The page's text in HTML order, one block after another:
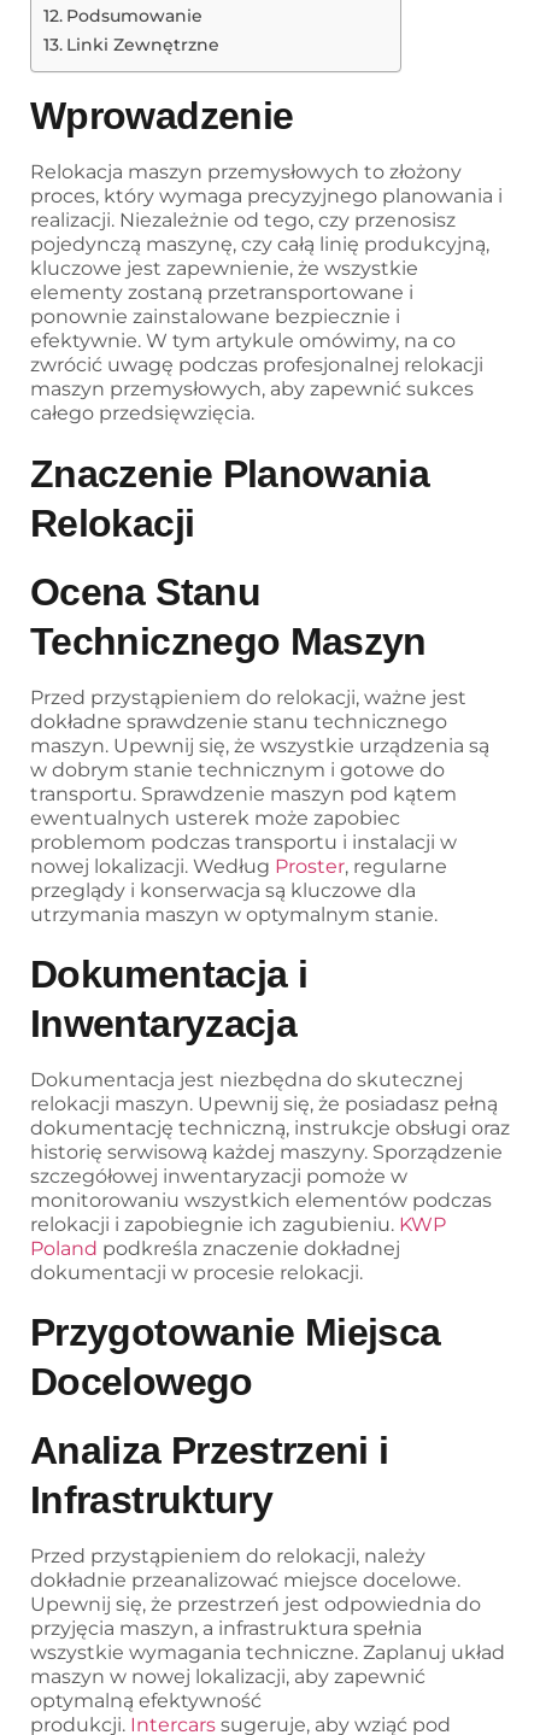
Podsumowanie
Linki Zewnętrzne
Wprowadzenie
Relokacja maszyn przemysłowych to złożony
proces, który wymaga precyzyjnego planowania i
realizacji. Niezależnie od tego, czy przenosisz
pojedynczą maszynę, czy całą linię produkcyjną,
kluczowe jest zapewnienie, że wszystkie
elementy zostaną przetransportowane i
ponownie zainstalowane bezpiecznie i
efektywnie. W tym artykule omówimy, na co
zwrócić uwagę podczas profesjonalnej relokacji
maszyn przemysłowych, aby zapewnić sukces
całego przedsięwzięcia.
Znaczenie Planowania
Relokacji
Ocena Stanu
Technicznego Maszyn
Przed przystąpieniem do relokacji, ważne jest
dokładne sprawdzenie stanu technicznego
maszyn. Upewnij się, że wszystkie urządzenia są
w dobrym stanie technicznym i gotowe do
transportu. Sprawdzenie maszyn pod kątem
ewentualnych usterek może zapobiec
problemom podczas transportu i instalacji w
nowej lokalizacji. Według Proster, regularne
przeglądy i konserwacja są kluczowe dla
utrzymania maszyn w optymalnym stanie.
Dokumentacja i
Inwentaryzacja
Dokumentacja jest niezbędna do skutecznej
relokacji maszyn. Upewnij się, że posiadasz pełną
dokumentację techniczną, instrukcje obsługi oraz
historię serwisową każdej maszyny. Sporządzenie
szczegółowej inwentaryzacji pomoże w
monitorowaniu wszystkich elementów podczas
relokacji i zapobiegnie ich zagubieniu. KWP
Poland podkreśla znaczenie dokładnej
dokumentacji w procesie relokacji.
Przygotowanie Miejsca
Docelowego
Analiza Przestrzeni i
Infrastruktury
Przed przystąpieniem do relokacji, należy
dokładnie przeanalizować miejsce docelowe.
Upewnij się, że przestrzeń jest odpowiednia do
przyjęcia maszyn, a infrastruktura spełnia
wszystkie wymagania techniczne. Zaplanuj układ
maszyn w nowej lokalizacji, aby zapewnić
optymalną efektywność
produkcji. Intercars sugeruje, aby wziąć pod